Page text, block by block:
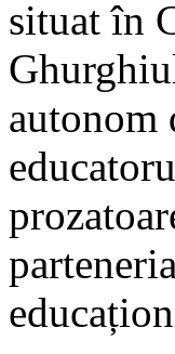
situat în
autonom